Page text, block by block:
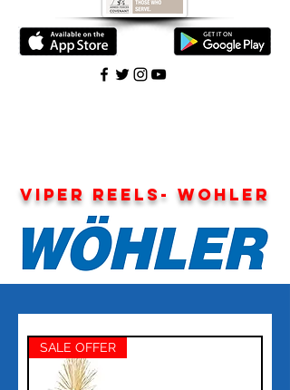
VIPER REELS- WOHLER
SALE OFFER